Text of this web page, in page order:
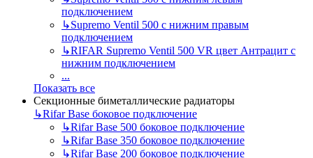
подключением
↳Supremo Ventil 500 с нижним правым
подключением
↳RIFAR Supremo Ventil 500 VR цвет Антрацит с
нижним подключением
...
Показать все
Секционные биметаллические радиаторы
↳Rifar Base боковое подключение
↳Rifar Base 500 боковое подключение
↳Rifar Base 350 боковое подключение
↳Rifar Base 200 боковое подключение